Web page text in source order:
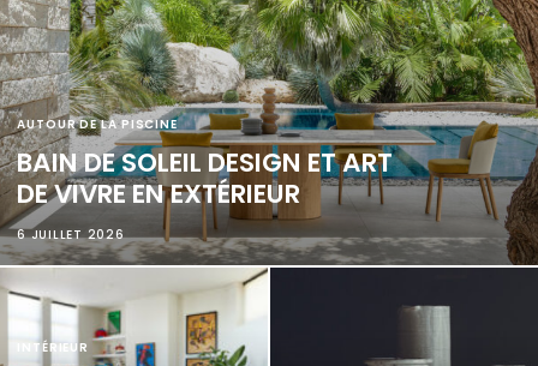
AUTOUR DE LA PISCINE
BAIN DE SOLEIL DESIGN ET ART
DE VIVRE EN EXTÉRIEUR
6 JUILLET 2026
INTÉRIEUR